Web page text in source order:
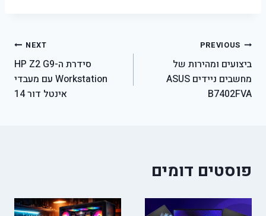
ניווט
PREVIOUS
ביצועים ומהירות של
מחשבים ניידים ASUS
B7402FVA
NEXT
סידרת ה-HP Z2 G9
Workstation עם מעבדי
אינטל דור 14
פוסטים דומים